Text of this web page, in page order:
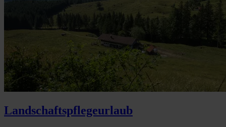
Landschaftspflegeurlaub